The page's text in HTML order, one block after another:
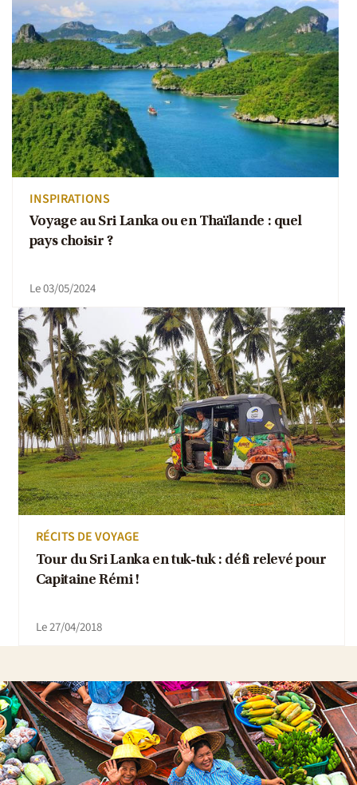
INSPIRATIONS
Voyage au Sri Lanka ou en Thaïlande : quel
pays choisir ?
Le 03/05/2024
RÉCITS DE VOYAGE
Tour du Sri Lanka en tuk-tuk : défi relevé pour
Capitaine Rémi !
Le 27/04/2018